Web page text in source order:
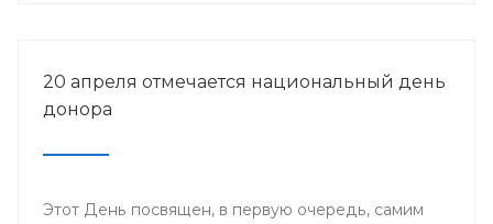
20 апреля отмечается национальный день
донора
Этот День посвящен, в первую очередь, самим